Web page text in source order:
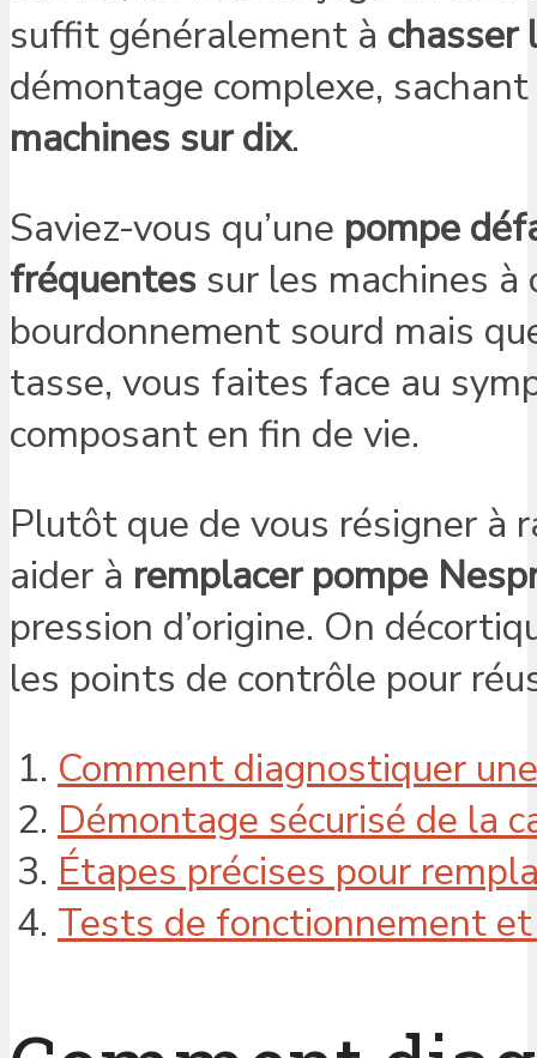
suffit généralement à chasser
démontage complexe,
machines sur dix.
Saviez-vous qu’une pompe
fréquentes sur les machines
bourdonnement sourd mais
tasse, vous faites face au
composant en fin de vie.
Plutôt que de vous résigner à
aider à remplacer pompe
pression d’origine. On
les points de contrôle pour
Comment diagnostiquer
Démontage sécurisé de la
Étapes précises pour
Tests de fonctionnement